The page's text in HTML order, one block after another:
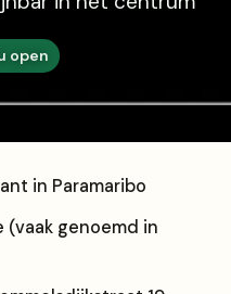
open
in Paramaribo
genoemd in